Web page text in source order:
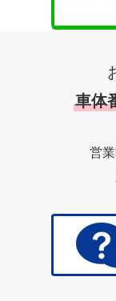
車体
営